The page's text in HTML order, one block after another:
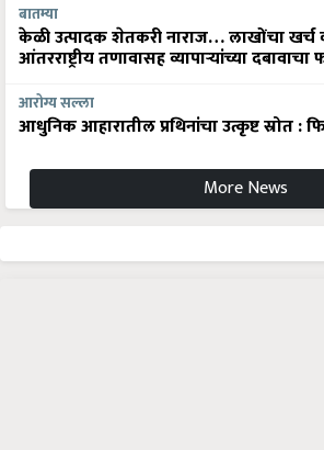
बातम्या
केळी उत्पादक शेतकरी नाराज… लाखोंचा खर्च
आंतरराष्ट्रीय तणावासह व्यापाऱ्यांच्या
आरोग्य सल्ला
आधुनिक आहारातील प्रथिनांचा उत्कृष्ट स्रोत :
More News